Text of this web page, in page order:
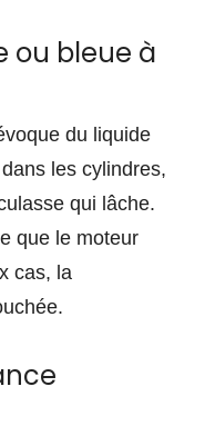
ou bleue à
du liquide
les cylindres,
qui lâche.
que le moteur
cas, la